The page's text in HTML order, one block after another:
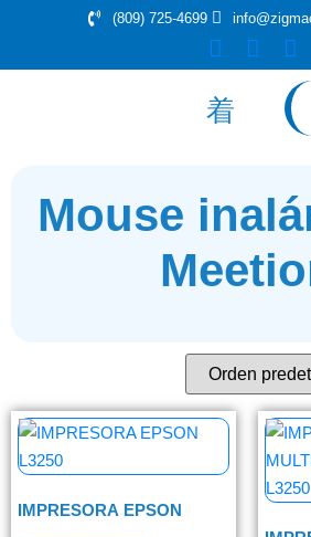
(809) 725-4699
Mouse
IMPRESORA EPSON